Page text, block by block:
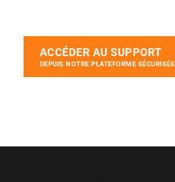
ACCÉDER AU SUPPORT
DEPUIS NOTRE PLATEFORME SÉCURISÉE